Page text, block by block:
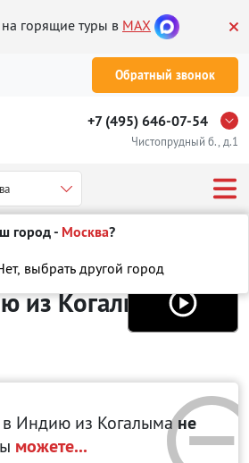
горящие туры в MAX
Обратный звонок
+7 (495) 646-07-54
Чистопрудный б., д.1
город - Москва?
выбрать другой город
в Индии
из Когалыма
в Индию из Когалымане
можете...